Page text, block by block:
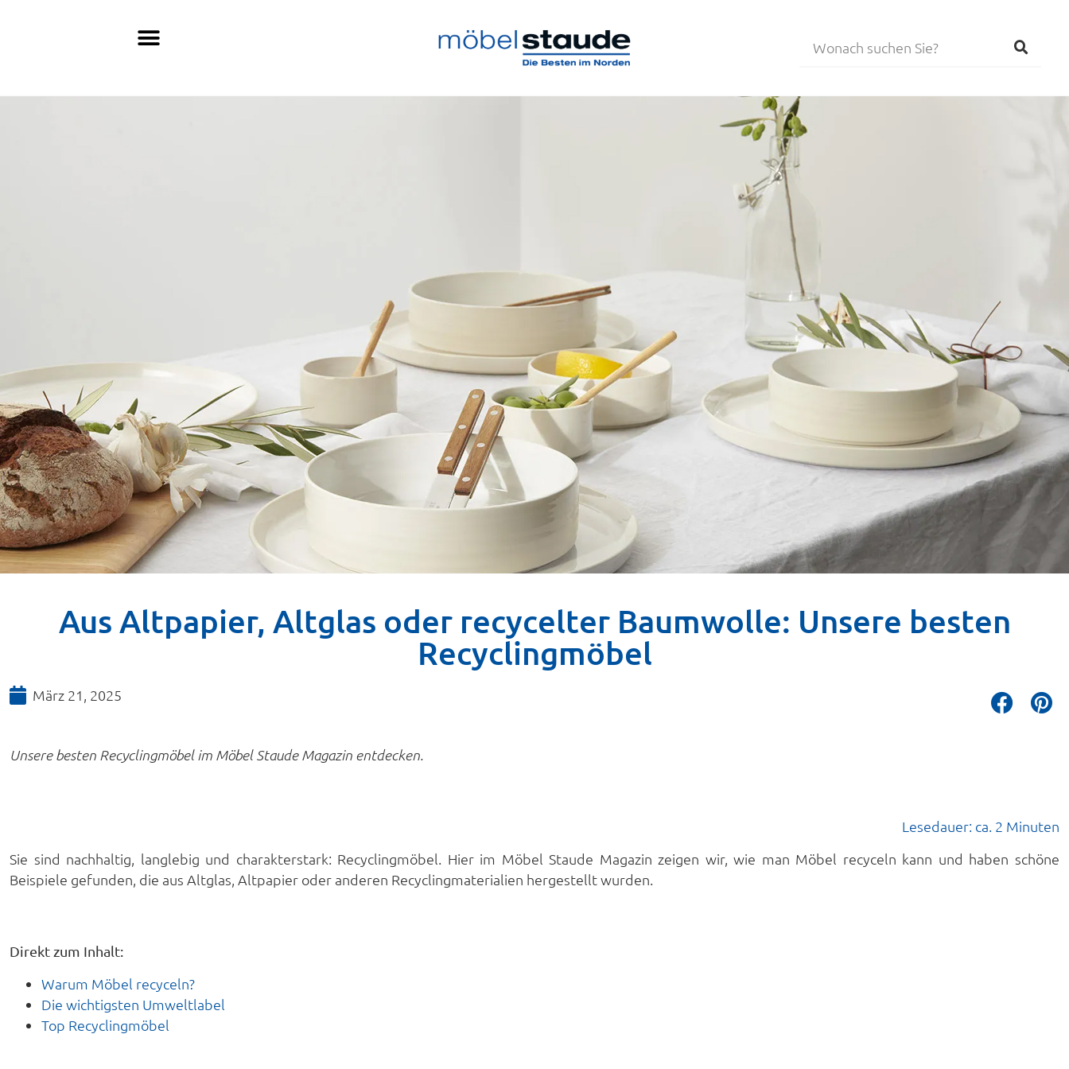
Aus Altpapier, Altglas oder recycelter Baumwolle: Unsere besten
Recyclingmöbel
März 21, 2025
Unsere besten Recyclingmöbel im Möbel Staude Magazin entdecken.
Lesedauer: ca. 2 Minuten
Sie sind nachhaltig, langlebig und charakterstark: Recyclingmöbel. Hier im Möbel Staude Magazin zeigen wir, wie man Möbel recyceln kann und haben schöne
Beispiele gefunden, die aus Altglas, Altpapier oder anderen Recyclingmaterialien hergestellt wurden.
Direkt zum Inhalt:
Warum Möbel recyceln?
Die wichtigsten Umweltlabel
Top Recyclingmöbel